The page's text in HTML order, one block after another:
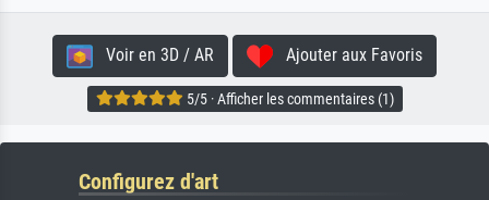
Voir en 3D / AR Ajouter aux Favoris
5/5 · Afficher les commentaires (1)
Configurez d'art